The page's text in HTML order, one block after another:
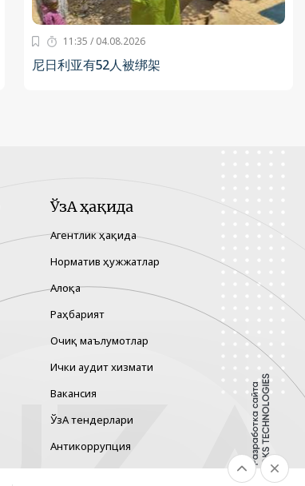
11:35 / 04.08.2026
尼日利亚有52人被绑架
ЎзА ҳақида
Агентлик ҳақида
Норматив ҳужжатлар
Алоқа
Раҳбарият
Очиқ маълумотлар
Ички аудит хизмати
Вакансия
ЎзА тендерлари
Антикоррупция
Гендер тенглик